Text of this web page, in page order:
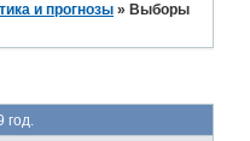
и прогнозы » Выборы